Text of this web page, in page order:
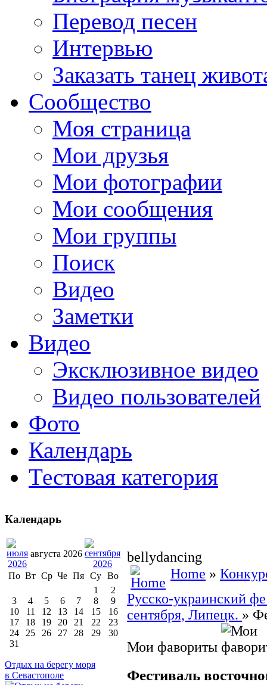
Перевод песен
Интервью
Заказать танец
Сообщество
Моя страница
Мои друзья
Мои фотографии
Мои сообщения
Мои группы
Поиск
Видео
Заметки
Видео
Эксклюзивное видео
Видео пользователей
Фото
Календарь
Тестовая категория
bellydancing
Home »
Русско-украинский
сентября, Липецк. »
Мои фавориты
Фестиваль
Календарь
августа 2026
По Вт Ср Че Пя Су Во
1
2
3
4 5 6 7 8
9
10
11 12 13 14 15
16
17
18 19 20 21 22
23
24
25 26 27 28 29
30
31
Отдых на берегу моря
в Севастополе